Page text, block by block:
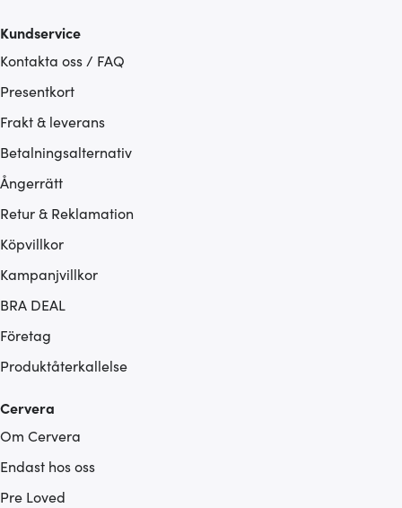
Kundservice
Kontakta oss / FAQ
Presentkort
Frakt & leverans
Betalningsalternativ
Ångerrätt
Retur & Reklamation
Köpvillkor
Kampanjvillkor
BRA DEAL
Företag
Produktåterkallelse
Cervera
Om Cervera
Endast hos oss
Pre Loved